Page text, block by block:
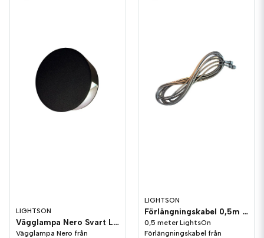
LIGHTSON
Vägglampa Nero Svart LightsOn Garden Plug & Play
Vägglampa Nero från
LIGHTSON
Förlängningskabel 0,5m LightsOn Garden Plug & Play
0,5 meter LightsOn
Förlängningskabel från